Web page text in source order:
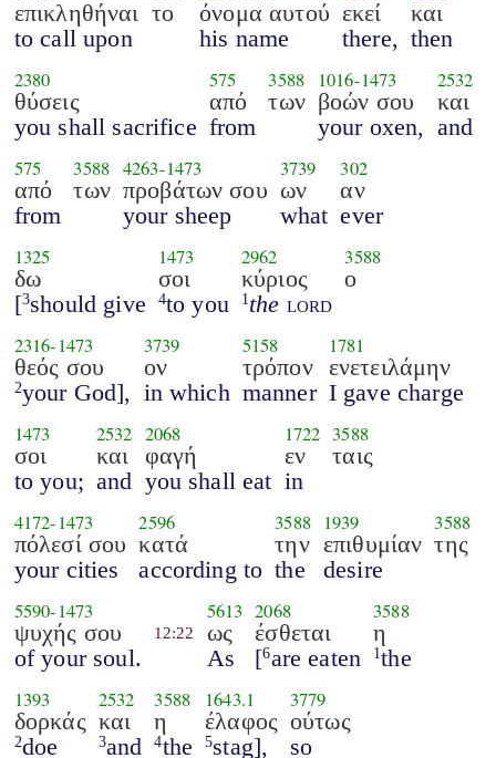
επικληθήναι
to call upon
το
όνομα αυτού
his name
εκεί
there,
και
then
2380
θύσεις
you shall sacrifice
575
από
from
3588
των
1016-1473
βοών σου
your oxen,
2532
και
and
575
από
from
3588
των
4263-1473
προβάτων σου
your sheep
3739
ων
what
302
αν
ever
1325
δω
[3should give
1473
σοι
4to you
2962
κύριος
1 the lord
3588
ο
2316-1473
θεός σου
2your God],
3739
ον
in which
5158
τρόπον
manner
1781
ενετειλάμην
I gave charge
1473
σοι
to you;
2532
και
and
2068
φαγή
you shall eat
1722
εν
in
3588
ταις
4172-1473
πόλεσί σου
your cities
2596
κατά
according to
3588
την
the
1939
επιθυμίαν
desire
3588
της
5590-1473
ψυχής σου
of your soul.
12:22
5613
ως
As
2068
έσθεται
[6are eaten
3588
η
1the
1393
δορκάς
2doe
2532
και
3and
3588
η
4the
1643.1
έλαφος
5stag],
3779
ούτως
so